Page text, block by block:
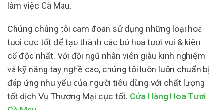
làm việc Cà Mau.
Chúng chúng tôi cam đoan sử dụng những loại hoa
tuoi cực tốt để tạo thành các bó hoa tươi vui & kiên
cố độc nhất. Với đội ngũ nhân viên giàu kinh nghiệm
và kỹ năng tay nghề cao, chúng tôi luôn luôn chuẩn bị
đáp ứng nhu yếu của người tiêu dùng với chất lượng
tốt dịch Vụ Thương Mại cực tốt. Cửa Hàng Hoa Tươi